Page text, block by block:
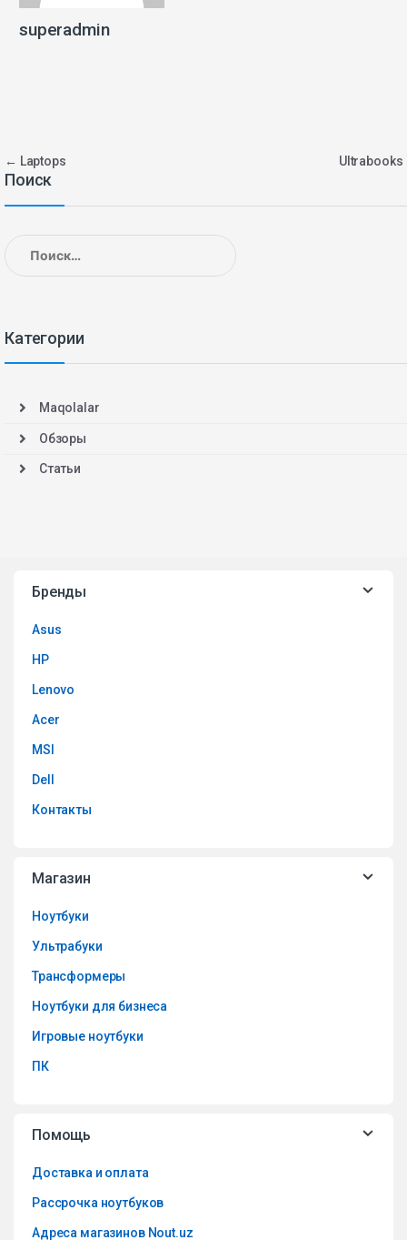
superadmin
Навигация
по
записям
← Laptops
Поиск
Категории
Maqolalar
Обзоры
Статьи
Бренды
Asus
HP
Lenovo
Acer
MSI
Dell
Контакты
Магазин
Ноутбуки
Ультрабуки
Трансформеры
Ноутбуки для бизнеса
Игровые ноутбуки
ПК
Помощь
Доставка и оплата
Рассрочка ноутбуков
Адреса магазинов Nout.uz